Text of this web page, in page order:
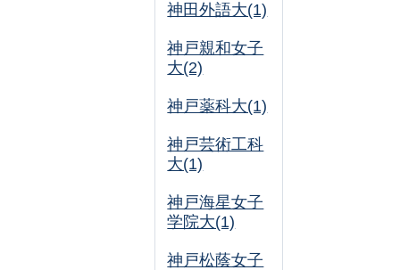
神田外語大(1)
神戸親和女子
大(2)
神戸薬科大(1)
神戸芸術工科
大(1)
神戸海星女子
学院大(1)
神戸松蔭女子